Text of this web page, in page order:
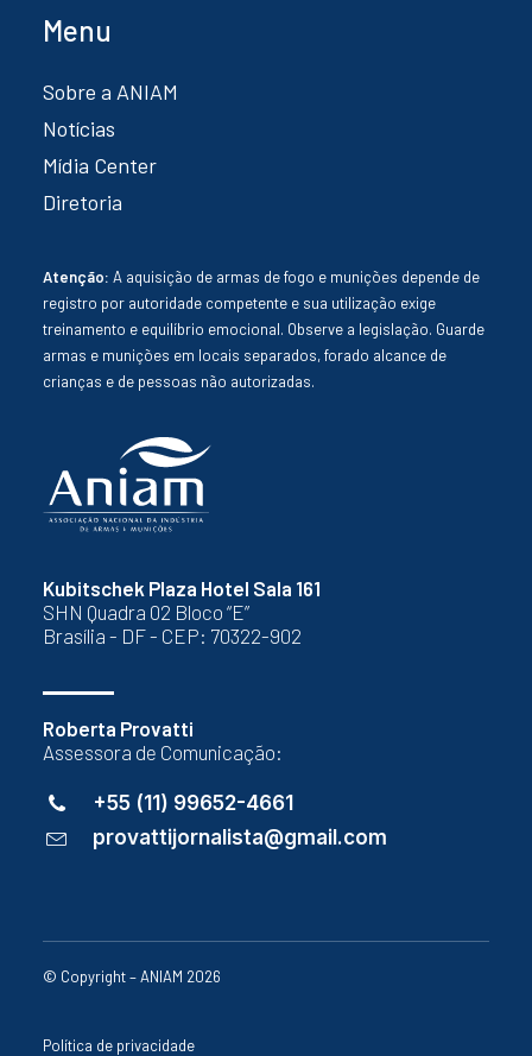
Kubitschek Plaza Hotel Sala 161
SHN Quadra 02 Bloco “E”
Brasília - DF - CEP: 70322-902
Roberta Provatti
Assessora de Comunicação:
+55 (11) 99652-4661
provattijornalista@gmail.com
Menu
Sobre a ANIAM
Notícias
Mídia Center
Diretoria
Atenção: A aquisição de armas de fogo e munições depende de
registro por autoridade competente e sua utilização exige
treinamento e equilíbrio emocional. Observe a legislação. Guarde
armas e munições em locais separados, forado alcance de
crianças e de pessoas não autorizadas.
© Copyright – ANIAM 2026
Política de privacidade